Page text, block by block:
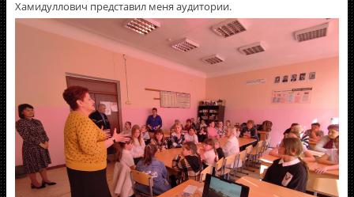
Хамидуллович представил меня аудитории.